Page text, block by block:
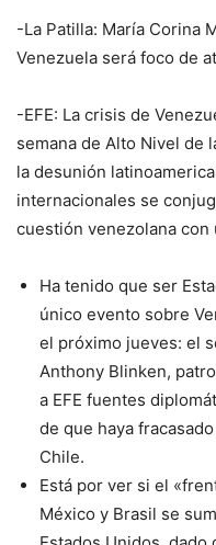
-La Patilla: María Corina
Venezuela será foco de
-EFE: La crisis de
semana de Alto Nivel de
la desunión
internacionales se
cuestión venezolana con
Ha tenido que ser
único evento sobre
el próximo jueves: el
Anthony Blinken,
a EFE fuentes
de que haya
Chile.
Está por ver si el
México y Brasil se